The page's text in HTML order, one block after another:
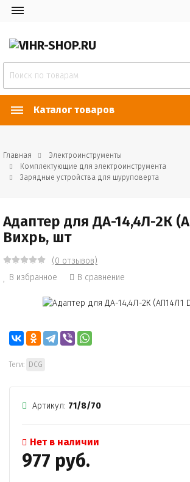
Каталог товаров
Главная
Электроинструменты
Комплектующие для электроинструмента
Зарядные устройства для шуруповерта
Адаптер для ДА-14,4Л-2К
Вихрь, шт
(0 отзывов)
В избранное
В сравнение
Теги: DCG
Артикул: 71/8/70
Нет в наличии
977 руб.